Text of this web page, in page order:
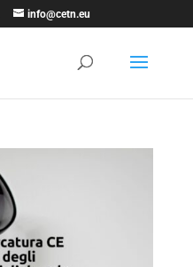
info@cetn.eu